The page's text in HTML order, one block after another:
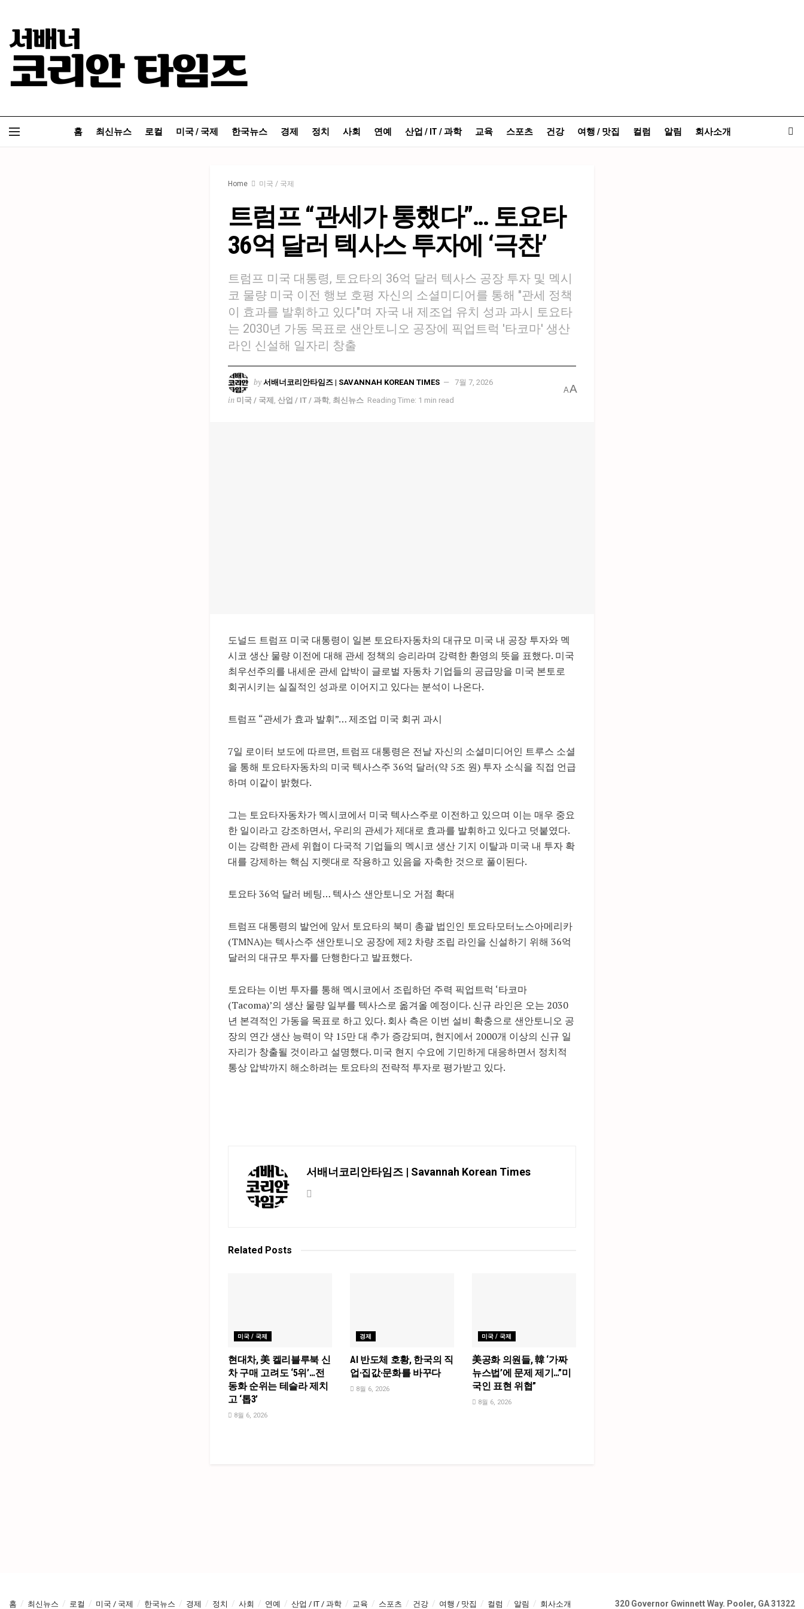
홈 최신뉴스 로컬 미국 / 국제 한국뉴스 경제 정치 사회 연예 산업 / IT / 과학 교육 스포츠 건강 여행 / 맛집 컬럼 알림 회사소개
Home 미국 / 국제
트럼프 “관세가 통했다”… 토요타
36억 달러 텍사스 투자에 ‘극찬’
트럼프 미국 대통령, 토요타의 36억 달러 텍사스 공장 투자 및 멕시
코 물량 미국 이전 행보 호평 자신의 소셜미디어를 통해 "관세 정책
이 효과를 발휘하고 있다"며 자국 내 제조업 유치 성과 과시 토요타
는 2030년 가동 목표로 샌안토니오 공장에 픽업트럭 '타코마' 생산
라인 신설해 일자리 창출
by 서배너코리안타임즈 | SAVANNAH KOREAN TIMES 7월 7, 2026
in 미국 / 국제 산업 / IT / 과학 최신뉴스 Reading Time: 1 min read
AA
도널드 트럼프 미국 대통령이 일본 토요타자동차의 대규모 미국 내 공장 투자와 멕
시코 생산 물량 이전에 대해 관세 정책의 승리라며 강력한 환영의 뜻을 표했다. 미국
최우선주의를 내세운 관세 압박이 글로벌 자동차 기업들의 공급망을 미국 본토로
회귀시키는 실질적인 성과로 이어지고 있다는 분석이 나온다.
트럼프 “관세가 효과 발휘”… 제조업 미국 회귀 과시
7일 로이터 보도에 따르면, 트럼프 대통령은 전날 자신의 소셜미디어인 트루스 소셜
을 통해 토요타자동차의 미국 텍사스주 36억 달러(약 5조 원) 투자 소식을 직접 언급
하며 이같이 밝혔다.
그는 토요타자동차가 멕시코에서 미국 텍사스주로 이전하고 있으며 이는 매우 중요
한 일이라고 강조하면서, 우리의 관세가 제대로 효과를 발휘하고 있다고 덧붙였다.
이는 강력한 관세 위협이 다국적 기업들의 멕시코 생산 기지 이탈과 미국 내 투자 확
대를 강제하는 핵심 지렛대로 작용하고 있음을 자축한 것으로 풀이된다.
토요타 36억 달러 베팅… 텍사스 샌안토니오 거점 확대
트럼프 대통령의 발언에 앞서 토요타의 북미 총괄 법인인 토요타모터노스아메리카
(TMNA)는 텍사스주 샌안토니오 공장에 제2 차량 조립 라인을 신설하기 위해 36억
달러의 대규모 투자를 단행한다고 발표했다.
토요타는 이번 투자를 통해 멕시코에서 조립하던 주력 픽업트럭 ‘타코마
(Tacoma)’의 생산 물량 일부를 텍사스로 옮겨올 예정이다. 신규 라인은 오는 2030
년 본격적인 가동을 목표로 하고 있다. 회사 측은 이번 설비 확충으로 샌안토니오 공
장의 연간 생산 능력이 약 15만 대 추가 증강되며, 현지에서 2000개 이상의 신규 일
자리가 창출될 것이라고 설명했다. 미국 현지 수요에 기민하게 대응하면서 정치적
통상 압박까지 해소하려는 토요타의 전략적 투자로 평가받고 있다.
서배너코리안타임즈 | Savannah Korean Times
Related Posts
미국 / 국제
현대차, 美 켈리블루북 신
차 구매 고려도 ‘5위’…전
동화 순위는 테슬라 제치
고 ‘톱3’
8월 6, 2026
경제
AI 반도체 호황, 한국의 직
업·집값·문화를 바꾸다
8월 6, 2026
미국 / 국제
美공화 의원들, 韓 ‘가짜
뉴스법’에 문제 제기…”미
국인 표현 위협”
8월 6, 2026
홈 최신뉴스 로컬 미국 / 국제 한국뉴스 경제 정치 사회 연예 산업 / IT / 과학 교육 스포츠 건강 여행 / 맛집 컬럼 알림 회사소개 320 Governor Gwinnett Way. Pooler, GA 31322